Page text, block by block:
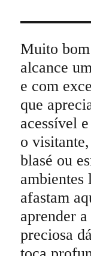
Muito bom
alcance
e com
que
acessível
o
blasé ou
ambientes
afastam
aprender
preciosa